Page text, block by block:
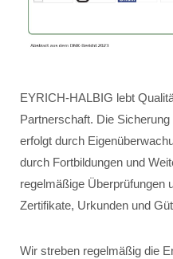
EYRICH-HALBIG lebt
Partnerschaft. Die
erfolgt durch
durch Fortbildungen und
regelmäßige Überprüfungen
Zertifikate, Urkunden und
Wir streben regelmäßig die